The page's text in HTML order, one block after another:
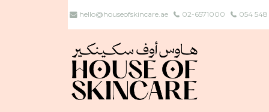
054
02-6571000
hello@houseofskincare.ae